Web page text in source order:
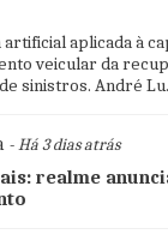
aplicada à
veicular da
sinistros. André
- Há 3 dias atrás
realme